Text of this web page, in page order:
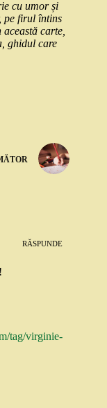
cu umor și
pe firul întins
carte,
ghidul care
RĂSPUNDE
tag/virginie-